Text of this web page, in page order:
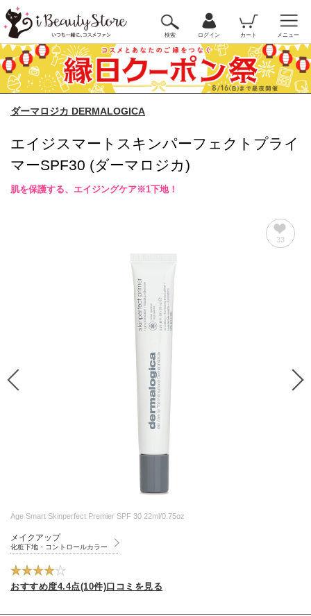
検索 ログイン カート メニュー
ダーマロジカ DERMALOGICA
エイジスマートスキンパーフェクトプライ
マーSPF30 (ダーマロジカ)
肌を保護する、エイジングケア※1下地！
33
Age Smart Skinperfect Premier SPF 30 22ml/0.75oz
メイクアップ
化粧下地・コントロールカラー
おすすめ度4.4点(10件)口コミを見る